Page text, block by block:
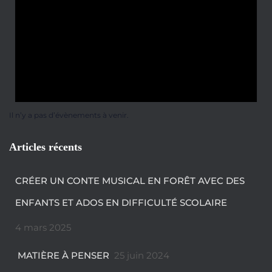
Il n’y a pas d’évènements à venir.
Articles récents
CRÉER UN CONTE MUSICAL EN FORÊT AVEC DES
ENFANTS ET ADOS EN DIFFICULTÉ SCOLAIRE
4 mars 2025
MATIÈRE À PENSER 25 juin 2024